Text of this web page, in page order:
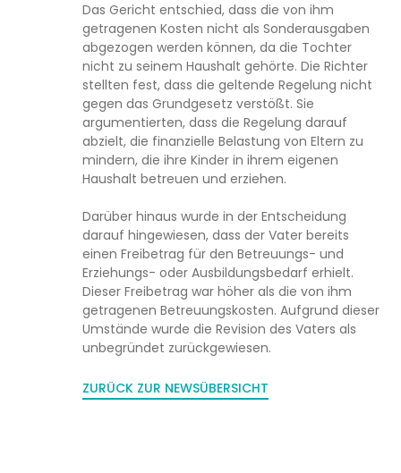
Das Gericht entschied, dass die von ihm
getragenen Kosten nicht als Sonderausgaben
abgezogen werden können, da die Tochter
nicht zu seinem Haushalt gehörte. Die Richter
stellten fest, dass die geltende Regelung nicht
gegen das Grundgesetz verstößt. Sie
argumentierten, dass die Regelung darauf
abzielt, die finanzielle Belastung von Eltern zu
mindern, die ihre Kinder in ihrem eigenen
Haushalt betreuen und erziehen.
Darüber hinaus wurde in der Entscheidung
darauf hingewiesen, dass der Vater bereits
einen Freibetrag für den Betreuungs- und
Erziehungs- oder Ausbildungsbedarf erhielt.
Dieser Freibetrag war höher als die von ihm
getragenen Betreuungskosten. Aufgrund dieser
Umstände wurde die Revision des Vaters als
unbegründet zurückgewiesen.
ZURÜCK ZUR NEWSÜBERSICHT